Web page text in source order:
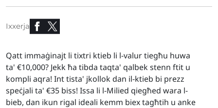
Ixxerja
Qatt immaġinajt li tixtri ktieb li l-valur tiegħu huwa
ta' €10,000? Jekk ħa tibda taqta' qalbek stenn ftit u
kompli aqra! Int tista' jkollok dan il-ktieb bi prezz
speċjali ta' €35 biss! Issa li l-Milied qiegħed wara l-
bieb, dan ikun rigal ideali kemm biex tagħtih u anke